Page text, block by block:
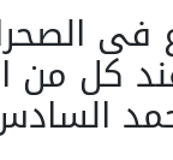
فى
كل من